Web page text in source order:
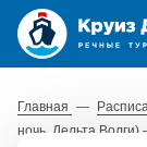
Главная —
ночь, Дельта Волги)